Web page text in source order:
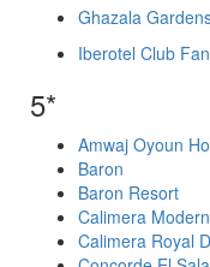
Ghazala
Iberotel Club
5*
Amwaj Oyoun
Baron
Baron Resort
Calimera
Calimera Royal